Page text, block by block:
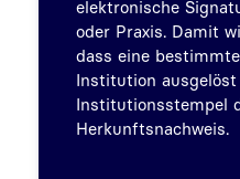
elektronische
oder Praxis. Damit
dass eine
Institution ausgelöst
Institutionsstempel
Herkunftsnachweis.